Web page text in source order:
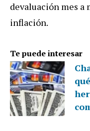
devaluación mes a
inflación.
Te puede interesar